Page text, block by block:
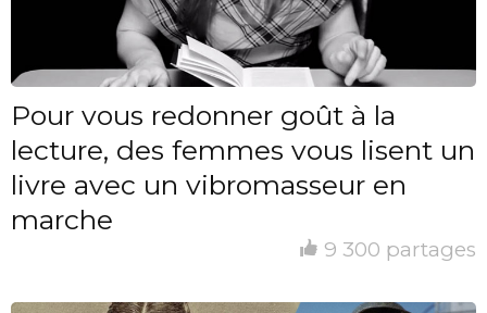
Pour vous redonner goût à la
lecture, des femmes vous lisent un
livre avec un vibromasseur en
marche
9 300 partages